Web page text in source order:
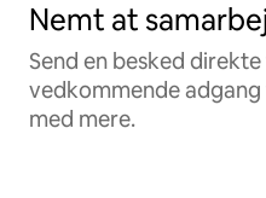
Nemt at
Send en besked
vedkommende
med mere.